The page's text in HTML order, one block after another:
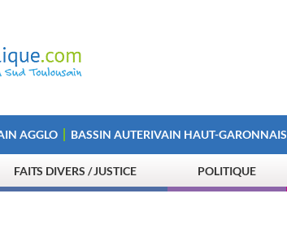
AGGLO BASSIN AUTERIVAIN HAUT-GARONNAIS
FAITS DIVERS / JUSTICE POLITIQUE